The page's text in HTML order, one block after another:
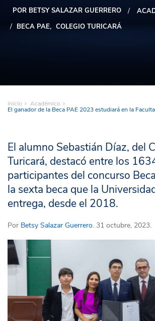
POR BETSY SALAZAR GUERRERO
BECA PAE
COLEGIO TURICARÁ
Inicio Académico
El ganador de la Beca PAE 2023 estudiará en la
El alumno Sebastián Díaz, del
Turicará, destacó entre los
participantes del concurso
la sexta beca que la
entrega, desde el 2018.
Por Betsy Salazar Guerrero. 31 octubre, 2023.